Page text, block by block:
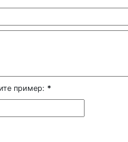
пример: *